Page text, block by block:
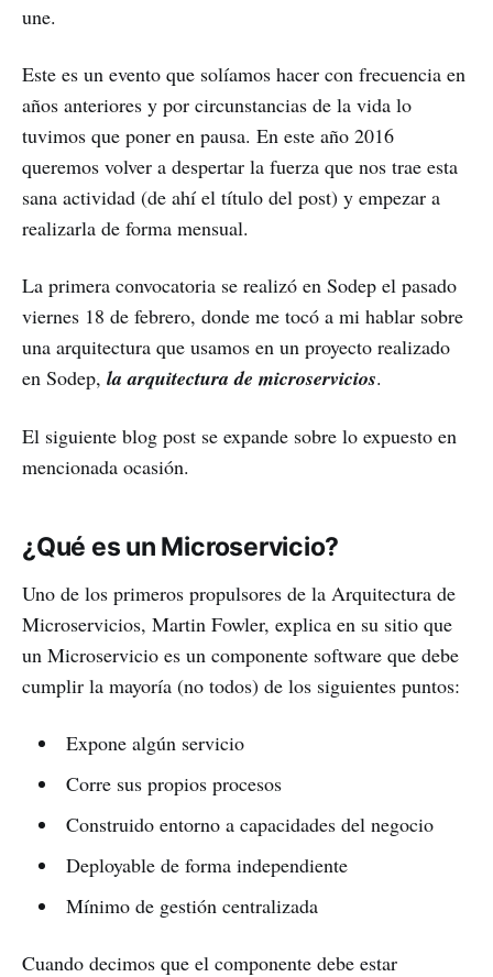
une.
Este es un evento que solíamos hacer con frecuencia en
años anteriores y por circunstancias de la vida lo
tuvimos que poner en pausa. En este año 2016
queremos volver a despertar la fuerza que nos trae esta
sana actividad (de ahí el título del post) y empezar a
realizarla de forma mensual.
La primera convocatoria se realizó en Sodep el pasado
viernes 18 de febrero, donde me tocó a mi hablar sobre
una arquitectura que usamos en un proyecto realizado
en Sodep, la arquitectura de microservicios.
El siguiente blog post se expande sobre lo expuesto en
mencionada ocasión.
¿Qué es un Microservicio?
Uno de los primeros propulsores de la Arquitectura de
Microservicios, Martin Fowler, explica en su sitio que
un Microservicio es un componente software que debe
cumplir la mayoría (no todos) de los siguientes puntos:
Expone algún servicio
Corre sus propios procesos
Construido entorno a capacidades del negocio
Deployable de forma independiente
Mínimo de gestión centralizada
Cuando decimos que el componente debe estar